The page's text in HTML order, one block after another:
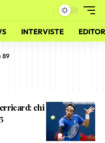
INTERVISTE
89
chi commenta su